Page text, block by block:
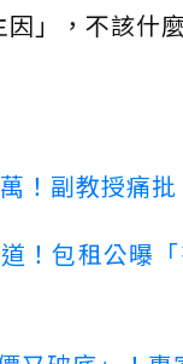
」，不該什
！副教授痛
！包租公曝